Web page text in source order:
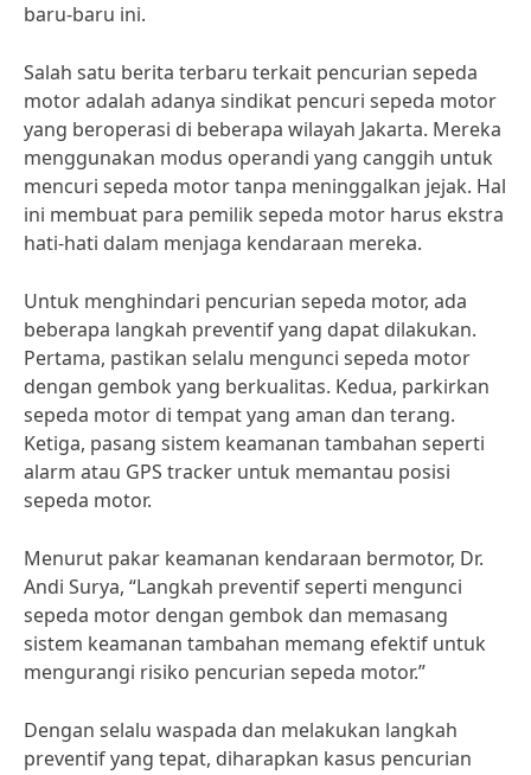
baru-baru ini.
Salah satu berita terbaru terkait pencurian sepeda
motor adalah adanya sindikat pencuri sepeda motor
yang beroperasi di beberapa wilayah Jakarta. Mereka
menggunakan modus operandi yang canggih untuk
mencuri sepeda motor tanpa meninggalkan jejak. Hal
ini membuat para pemilik sepeda motor harus ekstra
hati-hati dalam menjaga kendaraan mereka.
Untuk menghindari pencurian sepeda motor, ada
beberapa langkah preventif yang dapat dilakukan.
Pertama, pastikan selalu mengunci sepeda motor
dengan gembok yang berkualitas. Kedua, parkirkan
sepeda motor di tempat yang aman dan terang.
Ketiga, pasang sistem keamanan tambahan seperti
alarm atau GPS tracker untuk memantau posisi
sepeda motor.
Menurut pakar keamanan kendaraan bermotor, Dr.
Andi Surya, “Langkah preventif seperti mengunci
sepeda motor dengan gembok dan memasang
sistem keamanan tambahan memang efektif untuk
mengurangi risiko pencurian sepeda motor.”
Dengan selalu waspada dan melakukan langkah
preventif yang tepat, diharapkan kasus pencurian